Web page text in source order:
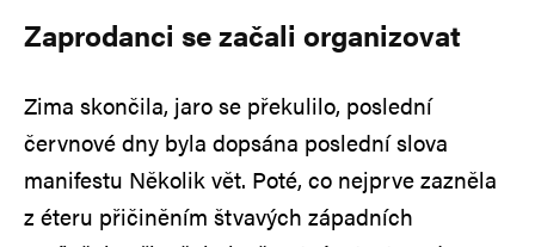
Zaprodanci se začali organizovat
Zima skončila, jaro se překulilo, poslední
červnové dny byla dopsána poslední slova
manifestu Několik vět. Poté, co nejprve zazněla
z éteru přičiněním štvavých západních